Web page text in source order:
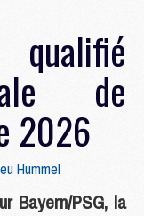
qualifié
de
2026
Hummel
Bayern/PSG, la